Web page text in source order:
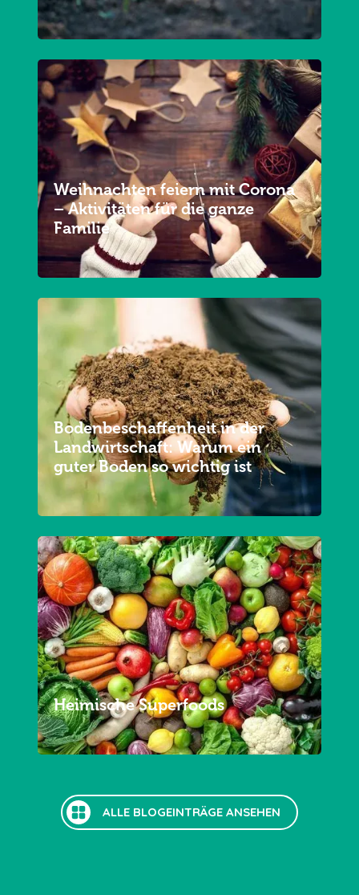
Weihnachten feiern mit Corona
– Aktivitäten für die ganze
Familie
Bodenbeschaffenheit in der
Landwirtschaft: Warum ein
guter Boden so wichtig ist
Heimische Superfoods
ALLE BLOGEINTRÄGE ANSEHEN